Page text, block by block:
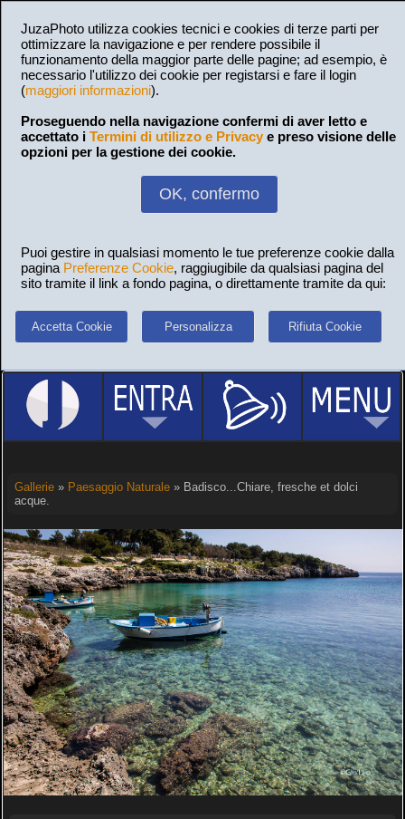
JuzaPhoto utilizza cookies tecnici e cookies di terze parti per
ottimizzare la navigazione e per rendere possibile il
funzionamento della maggior parte delle pagine; ad esempio, è
necessario l'utilizzo dei cookie per registarsi e fare il login
(maggiori informazioni).
Proseguendo nella navigazione confermi di aver letto e
accettato i Termini di utilizzo e Privacy e preso visione delle
opzioni per la gestione dei cookie.
OK, confermo
Puoi gestire in qualsiasi momento le tue preferenze cookie dalla
pagina Preferenze Cookie, raggiugibile da qualsiasi pagina del
sito tramite il link a fondo pagina, o direttamente tramite da qui:
Accetta Cookie Personalizza Rifiuta Cookie
Gallerie» Paesaggio Naturale» Badisco...Chiare, fresche et dolci
acque.